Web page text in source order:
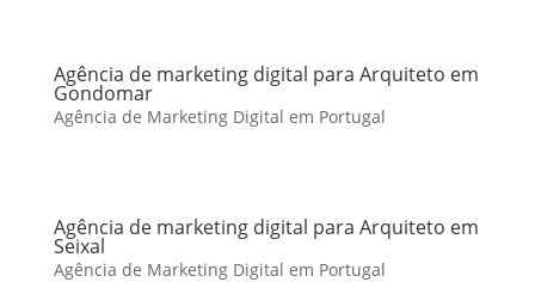
Agência de marketing digital para Arquiteto em
Gondomar
Agência de Marketing Digital em Portugal
Agência de marketing digital para Arquiteto em
Seixal
Agência de Marketing Digital em Portugal